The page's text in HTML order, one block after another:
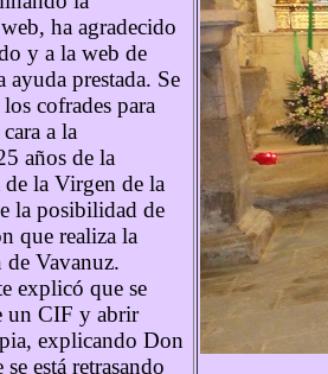
ha agradecido
y a la web de
ayuda prestada. Se
cofrades para
a la
años de la
la Virgen de la
la posibilidad de
que realiza la
Vavanuz.
explicó que se
un CIF y abrir
explicando Don
está retrasando